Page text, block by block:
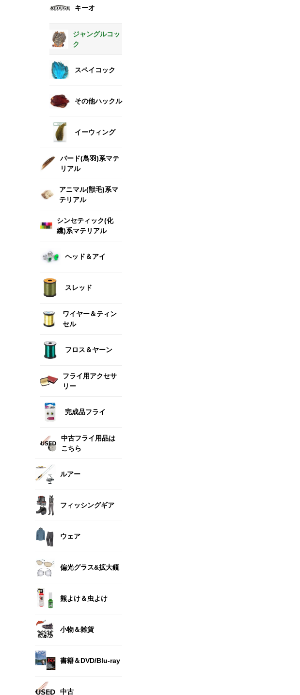
キーオ
ジャングルコッ
ク
スペイコック
その他ハックル
イーウィング
バード(鳥羽)系マテ
リアル
アニマル(獣毛)系マ
テリアル
シンセティック(化
繊)系マテリアル
ヘッド＆アイ
スレッド
ワイヤー＆ティン
セル
フロス＆ヤーン
フライ用アクセサ
リー
完成品フライ
中古フライ用品は
こちら
ルアー
フィッシングギア
ウェア
偏光グラス&拡大鏡
熊よけ＆虫よけ
小物＆雑貨
書籍＆DVD/Blu-ray
中古